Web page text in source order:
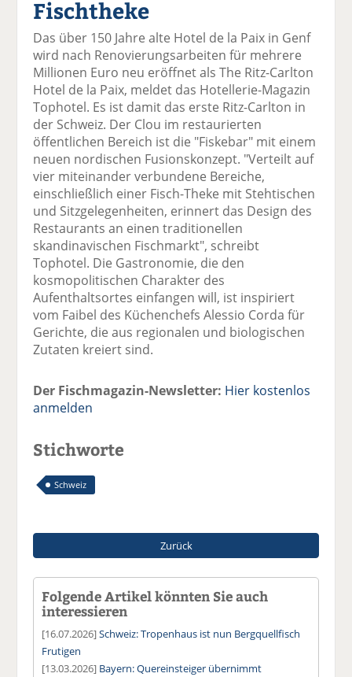
uf
F
ac
e
b
o
o
k
te
il
e
n
wi
tt
er
n
uf
Li
n
k
e
n
te
e
n
er
E
m
ai
l
er
se
d
e
ru
e
n
Fischtheke
Das über 150 Jahre alte Hotel de la Paix in Genf
wird nach Renovierungsarbeiten für mehrere
Millionen Euro neu eröffnet als The Ritz-Carlton
Hotel de la Paix, meldet das Hotellerie-Magazin
Tophotel. Es ist damit das erste Ritz-Carlton in
der Schweiz. Der Clou im restaurierten
öffentlichen Bereich ist die "Fiskebar" mit einem
neuen nordischen Fusionskonzept. "Verteilt auf
vier miteinander verbundene Bereiche,
einschließlich einer Fisch-Theke mit Stehtischen
und Sitzgelegenheiten, erinnert das Design des
Restaurants an einen traditionellen
skandinavischen Fischmarkt", schreibt
Tophotel. Die Gastronomie, die den
kosmopolitischen Charakter des
Aufenthaltsortes einfangen will, ist inspiriert
vom Faibel des Küchenchefs Alessio Corda für
Gerichte, die aus regionalen und biologischen
Zutaten kreiert sind.
Der Fischmagazin-Newsletter: Hier kostenlos
anmelden
Stichworte
Schweiz
Zurück
Folgende Artikel könnten Sie auch
interessieren
[16.07.2026]Schweiz: Tropenhaus ist nun Bergquellfisch
Frutigen
[13.03.2026] Bayern: Quereinsteiger übernimmt